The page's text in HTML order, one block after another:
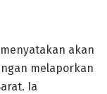
akan
melaporkan
Ia